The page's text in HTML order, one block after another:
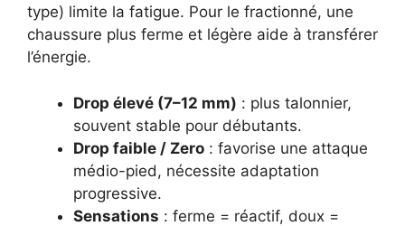
type) limite la fatigue. Pour le fractionné, une
chaussure plus ferme et légère aide à transférer
l’énergie.
Drop élevé (7–12 mm) : plus talonnier,
souvent stable pour débutants.
Drop faible / Zero : favorise une attaque
médio-pied, nécessite adaptation
progressive.
Sensations : ferme = réactif, doux =